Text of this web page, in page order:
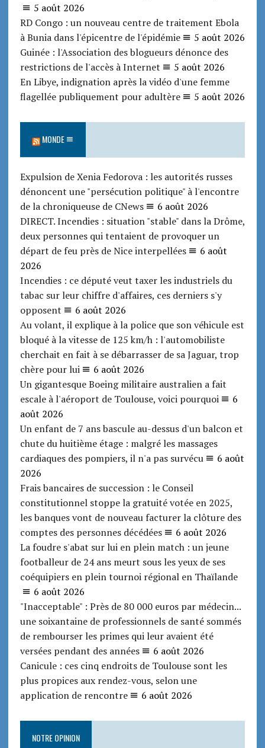
5 août 2026
RD Congo : un nouveau centre de traitement Ebola
à Bunia dans l'épicentre de l'épidémie
5 août 2026
Guinée : l'Association des blogueurs dénonce des
restrictions de l'accès à Internet
5 août 2026
En Libye, indignation après la vidéo d'une femme
flagellée publiquement pour adultère
5 août 2026
MONDE
Expulsion de Xenia Fedorova : les autorités russes
dénoncent une "persécution politique" à l'encontre
de la chroniqueuse de CNews
6 août 2026
DIRECT. Incendies : situation "stable" dans la Drôme,
deux personnes qui tentaient de provoquer un
départ de feu près de Nice interpellées
6 août
2026
Incendies : ce député veut taxer les industriels du
tabac sur leur chiffre d'affaires, ces derniers s'y
opposent
6 août 2026
Au volant, il explique à la police que son véhicule est
bloqué à la vitesse de 125 km/h : l'automobiliste
cherchait en fait à se débarrasser de sa Jaguar, trop
chère pour lui
6 août 2026
Un gigantesque Boeing militaire australien a fait
escale à l'aéroport de Toulouse, voici pourquoi
6
août 2026
Un enfant de 7 ans bascule au-dessus d'un balcon et
chute du huitième étage : malgré les massages
cardiaques des pompiers, il n'a pas survécu
6 août
2026
Frais bancaires de succession : le Conseil
constitutionnel stoppe la gratuité votée en 2025,
les banques vont de nouveau facturer la clôture des
comptes des personnes décédées
6 août 2026
La foudre s'abat sur lui en plein match : un jeune
footballeur de 24 ans meurt sous les yeux de ses
coéquipiers en plein tournoi régional en Thaïlande
6 août 2026
"Inacceptable" : Près de 80 000 euros par médecin...
une soixantaine de professionnels de santé sommés
de rembourser les primes qui leur avaient été
versées pendant des années
6 août 2026
Canicule : ces cinq endroits de Toulouse sont les
plus propices aux rendez-vous, selon une
application de rencontre
6 août 2026
NOTRE OPINION